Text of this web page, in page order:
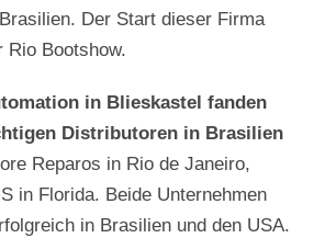
Der Start dieser Firma
Rio Bootshow.
in Blieskastel fanden
Distributoren in Brasilien
Reparos in Rio de Janeiro,
in Florida. Beide Unternehmen
in Brasilien und den USA.